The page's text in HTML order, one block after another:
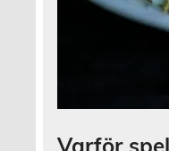
Varför